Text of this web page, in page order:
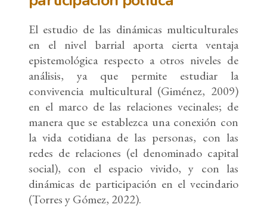
El estudio de las dinámicas multiculturales
en el nivel barrial aporta cierta ventaja
epistemológica respecto a otros niveles de
análisis, ya que permite estudiar la
convivencia multicultural (Giménez, 2009)
en el marco de las relaciones vecinales; de
manera que se establezca una conexión con
la vida cotidiana de las personas, con las
redes de relaciones (el denominado capital
social), con el espacio vivido, y con las
dinámicas de participación en el vecindario
(Torres y Gómez, 2022).